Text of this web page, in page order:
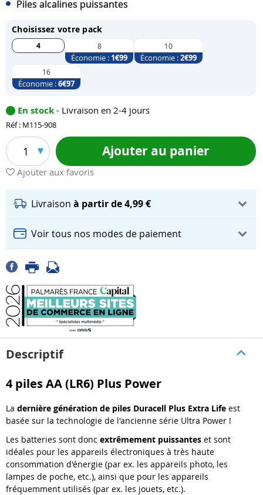
Piles alcalines puissantes
Choisissez votre pack
4 8
Économie : 1€99
10
Économie :2€99
16
Économie :6€97
En stock - Livraison en 2-4 jours
Réf : M115-908
1 Ajouter au panier
Ajouter aux favoris
Livraison à partir de 4,99 €
Voir tous nos modes de paiement
Descriptif
4 piles AA (LR6) Plus Power
La dernière génération de piles Duracell Plus Extra Life est
basée sur la technologie de l'ancienne série Ultra Power !
Les batteries sont donc extrêmement puissantes et sont
idéales pour les appareils électroniques à très haute
consommation d'énergie (par ex. les appareils photo, les
lampes de poche, etc.), ainsi que pour les appareils
fréquemment utilisés (par ex. les jouets, etc.).